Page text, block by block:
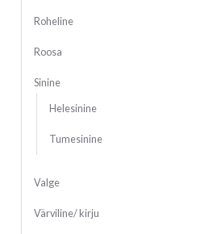
Roheline
Roosa
Sinine
Helesinine
Tumesinine
Valge
Värviline/ kirju